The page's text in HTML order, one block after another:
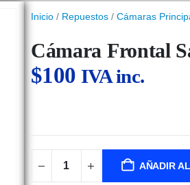
Inicio/ Repuestos/ Cámaras
Cámara Frontal
$100 IVA inc.
AÑADIR